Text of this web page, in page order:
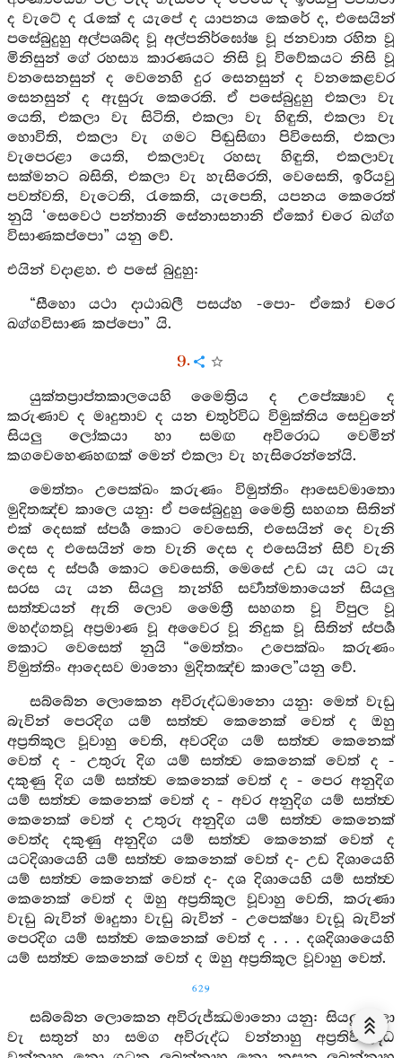
ද වැටේ ද රැකේ ද යැපේ ද යාපනය කෙරේ ද, එසෙයින්
පසේබුදුහු අල්පශබ්ද වූ අල්පනිර්ඝෝෂ වූ ජනවාත රහිත වූ
මිනිසුන් ගේ රහස්‍ය කාරණයට නිසි වූ විවේකයට නිසි වූ
වනසෙනසුන් ද වෙනෙහි දුර සෙනසුන් ද වනකෙළවර
සෙනසුන් ද ඇසුරු කෙරෙති. ඒ පසේබුදුහු එකලා වැ
යෙති, එකලා වැ සිටිති, එකලා වැ හිඳුති, එකලා වැ
හොවිති, එකලා වැ ගමට පිඬුසිඟා පිවිසෙති, එකලා
වැපෙරළා යෙති, එකලාවැ රහසැ හිඳුති, එකලාවැ
සක්මනට බසිති, එකලා වැ හැසිරෙති, වෙසෙති, ඉරියවු
පවත්වති, වැටෙති, රැකෙති, යැපෙති, යපනය කෙරෙත්
නුයි ‘සෙවෙථ පන්තානි සේනාසනානි ඒකෝ චරෙ ඛග්ග
විසාණකප්පො” යනු වේ.
එයින් වදාළහ. එ පසේ බුදුහු:
“සීහො යථා දාඨාඛලී පසය්හ -පො- ඒකෝ චරෙ
ඛග්ගවිසාණ කප්පො” යි.
9.
යුක්තප්‍රාප්තකාලයෙහි මෛත්‍රිය ද උපේක්‍ෂාව ද
කරුණාව ද මෘදුතාව ද යන චතුර්විධ විමුක්තිය සෙවුනේ
සියලු ලෝකයා හා සමඟ අවිරොධ වෙමින්
කගවෙහෙණහඟක් මෙන් එකලා වැ හැසිරෙන්නේයි.
මෙත්තං උපෙක්ඛං කරුණං විමුත්තිං ආසෙවමාතො
මුදිතඤ්ච කාලෙ යනු: ඒ පසේබුදුහු මෛත්‍රි සහගත සිතින්
එක් දෙසක් ස්පර්‍ශ කොට වෙසෙති, එසෙයින් දෙ වැනි
දෙස ද එසෙයින් තෙ වැනි දෙස ද එසෙයින් සිව් වැනි
දෙස ද ස්පර්‍ශ කොට වෙසෙති, මෙසේ උඩ යැ යට යැ
සරස යැ යන සියලු තැන්හි සර්‍වාත්මතායෙන් සියලු
සත්ත්‍වයන් ඇති ලොව මෛත්‍රී සහගත වූ විපුල වූ
මහද්ගතවූ අප්‍රමාණ වූ අවෛර වූ නිදුක වූ සිතින් ස්පර්‍ශ
කොට වෙසෙත් නුයි “මෙත්තං උපෙක්ඛං කරුණං
විමුත්තිං ආදෙසව මානො මුදිතඤ්ච කාලෙ”යනු වේ.
සබ්බේන ලොකෙන අවිරුද්ධමානො යනු: මෙත් වැඩු
බැවින් පෙරදිග යම් සත්ත්‍ව කෙනෙක් වෙත් ද ඔහු
අප්‍රතිකූල වූවාහු වෙති, අවරදිග යම් සත්ත්‍ව කෙනෙක්
වෙත් ද - උතුරු දිග යම් සත්ත්‍ව කෙනෙක් වෙත් ද -
දකුණු දිග යම් සත්ත්‍ව කෙනෙක් වෙත් ද - පෙර අනුදිග
යම් සත්ත්‍ව කෙනෙක් වෙත් ද - අවර අනුදිග යම් සත්ත්‍ව
කෙනෙක් වෙත් ද උතුරු අනුදිග යම් සත්ත්‍ව කෙනෙක්
වෙත්ද දකුණු අනුදිග යම් සත්ත්‍ව කෙනෙක් වෙත් ද
යටදිශායෙහි යම් සත්ත්‍ව කෙනෙක් වෙත් ද- උඩ දිශායෙහි
යම් සත්ත්‍ව කෙනෙක් වෙත් ද- දශ දිශායෙහි යම් සත්ත්‍ව
කෙනෙක් වෙත් ද ඔහු අප්‍රතිකූල වූවාහු වෙති, කරුණා
වැඩු බැවින් මෘදුතා වැඩු බැවින් - උපෙක්ෂා වැඩූ බැවින්
පෙරදිග යම් සත්ත්‍ව කෙනෙක් වෙත් ද . . . දශදිශායෛහි
යම් සත්ත්‍ව කෙනෙක් වෙත් ද ඔහු අප්‍රතිකූල වූවාහු වෙත්.
629
සබ්බේන ලොකෙන අවිරුජ්ඣමානො යනු: සියලු ලො
වැ සතුන් හා සමග අවිරුද්ධ වන්නාහු අප්‍රතිවිරුද්ධ